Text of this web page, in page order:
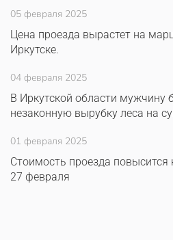
05 февраля 2025
Цена проезда вырастет на
Иркутске.
04 февраля 2025
В Иркутской области мужчину
незаконную вырубку леса на
01 февраля 2025
Стоимость проезда
27 февраля